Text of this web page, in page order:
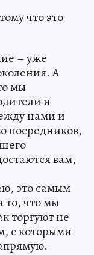
что это
– уже
А
мы
и
нами и
посредников,
вам,
это самым
то, что мы
торгуют не
с которыми